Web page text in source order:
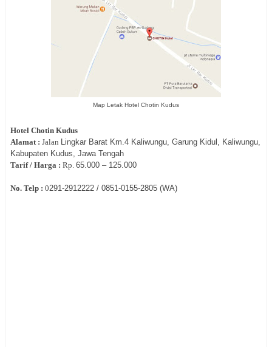
Map Letak Hotel Chotin Kudus
Hotel Chotin Kudus
Alamat : Jalan Lingkar Barat Km.4 Kaliwungu, Garung Kidul, Kaliwungu,
Kabupaten Kudus, Jawa Tengah
Tarif / Harga : Rp. 65.000 – 125.000
No. Telp : 0291‐2912222 / 0851-0155-2805 (WA)